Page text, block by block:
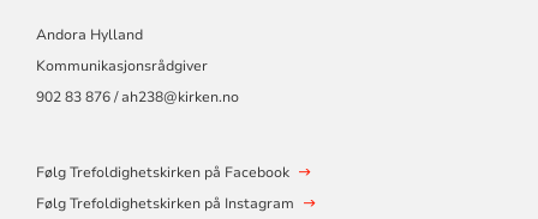
Andora Hylland
Kommunikasjonsrådgiver
902 83 876 / ah238@kirken.no
Følg Trefoldighetskirken på Facebook
Følg Trefoldighetskirken på Instagram